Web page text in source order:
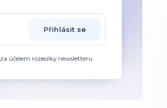
Přihlásit se
za účelem rozesílky newsletteru.